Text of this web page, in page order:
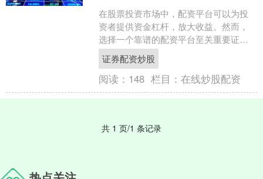
在股票投资市场中，配资平台可以为投
资者提供资金杠杆，放大收益。然而，
选择一个靠谱的配资平台至关重要证券
配资炒股，以确保资金安全和投资稳
健。 1. 关注股票市场新....
证券配资炒股
阅读： 148 栏目：在线炒股配资
共 1 页/1 条记录